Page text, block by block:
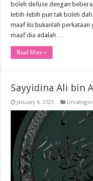
boleh defuse dengan
lebih-lebih pun tak boleh
maaf itu bukanlah perkataan
maaf dia adalah …
Read More »
Sayyidina Ali bin
January 4, 2023